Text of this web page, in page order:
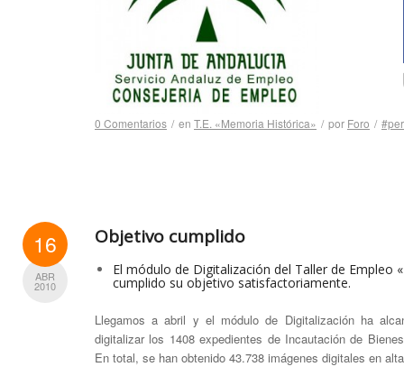
0 Comentarios / en T.E. «Memoria Histórica» / por Foro /
16
ABR
2010
Objetivo cumplido
El módulo de Digitalización del Taller de Empleo
cumplido su objetivo satisfactoriamente.
Llegamos a abril y el módulo de Digitalización ha
digitalizar los 1408 expedientes de Incautación de
En total, se han obtenido 43.738 imágenes digitales en